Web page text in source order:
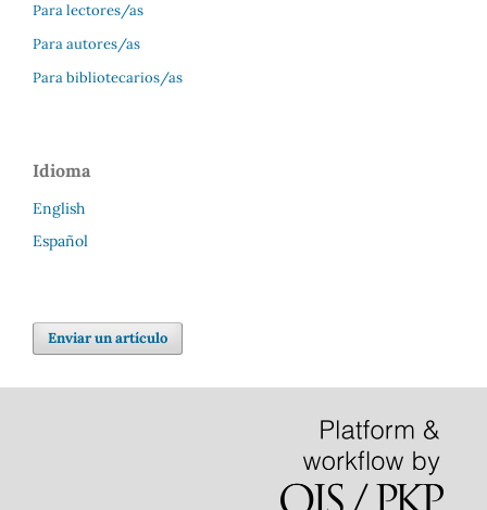
Para lectores/as
Para autores/as
Para bibliotecarios/as
Idioma
English
Español
Enviar un artículo